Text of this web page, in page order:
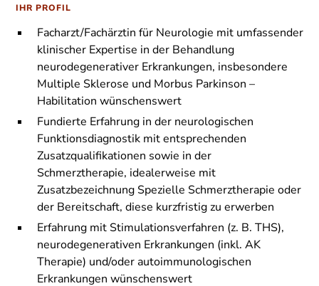
IHR PROFIL
Facharzt/Fachärztin für Neurologie mit umfassender
klinischer Expertise in der Behandlung
neurodegenerativer Erkrankungen, insbesondere
Multiple Sklerose und Morbus Parkinson –
Habilitation wünschenswert
Fundierte Erfahrung in der neurologischen
Funktionsdiagnostik mit entsprechenden
Zusatzqualifikationen sowie in der
Schmerztherapie, idealerweise mit
Zusatzbezeichnung Spezielle Schmerztherapie oder
der Bereitschaft, diese kurzfristig zu erwerben
Erfahrung mit Stimulationsverfahren (z. B. THS),
neurodegenerativen Erkrankungen (inkl. AK
Therapie) und/oder autoimmunologischen
Erkrankungen wünschenswert